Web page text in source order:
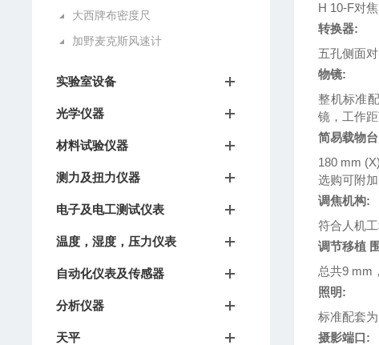
大西牌布密度尺
加野麦克斯风速计
实验室设备
光学仪器
材料试验仪器
测力及扭力仪器
电子及电工测试仪表
温度，湿度，压力仪表
自动化仪表及传感器
分析仪器
天平
H 10-F对
转换器:
五孔侧面
物镜:
整机标准
镜，工作
简易载物
180 mm
选购可附
调焦机构:
符合人机
调节移植
总共9 mm
照明:
标准配套
摄影端口: